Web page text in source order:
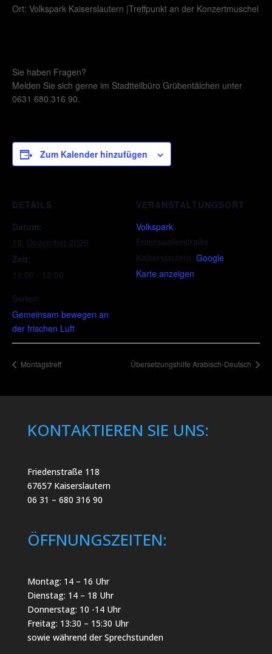
Ort: Volkspark Kaiserslautern |Treffpunkt an der Konzertmuschel
Sie haben Fragen?
Melden Sie sich gerne im Stadtteilbüro Grübentälchen unter
0631 680 316 90.
Zum Kalender hinzufügen
DETAILS
Datum:
18. Dezember 2029
Zeit:
11:00 - 12:00
Serien:
Gemeinsam bewegen an
der frischen Luft
VERANSTALTUNGSORT
Volkspark
Entersweilerstraße
Kaiserslautern, Google
Karte anzeigen
Montagstreff Übersetzungshilfe Arabisch-Deutsch
KONTAKTIEREN SIE UNS:
Friedenstraße 118
67657 Kaiserslautern
06 31 – 680 316 90
ÖFFNUNGSZEITEN:
Montag: 14 – 16 Uhr
Dienstag: 14 – 18 Uhr
Donnerstag: 10 -14 Uhr
Freitag: 13:30 – 15:30 Uhr
sowie während der Sprechstunden